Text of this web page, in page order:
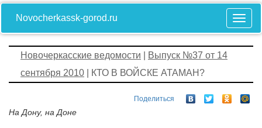
Novocherkassk-gorod.ru
Новочеркасские ведомости
Выпуск №37 от 14
сентября 2010 | КТО В ВОЙСКЕ АТАМАН?
Поделиться
На Дону, на Доне